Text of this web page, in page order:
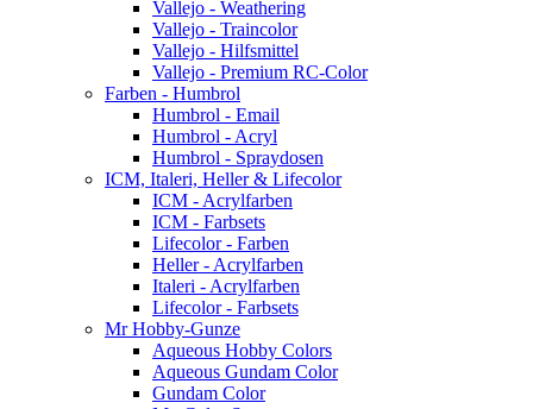
Vallejo - Weathering
Vallejo - Traincolor
Vallejo - Hilfsmittel
Vallejo - Premium RC-Color
Farben - Humbrol
Humbrol - Email
Humbrol - Acryl
Humbrol - Spraydosen
ICM, Italeri, Heller & Lifecolor
ICM - Acrylfarben
ICM - Farbsets
Lifecolor - Farben
Heller - Acrylfarben
Italeri - Acrylfarben
Lifecolor - Farbsets
Mr Hobby-Gunze
Aqueous Hobby Colors
Aqueous Gundam Color
Gundam Color